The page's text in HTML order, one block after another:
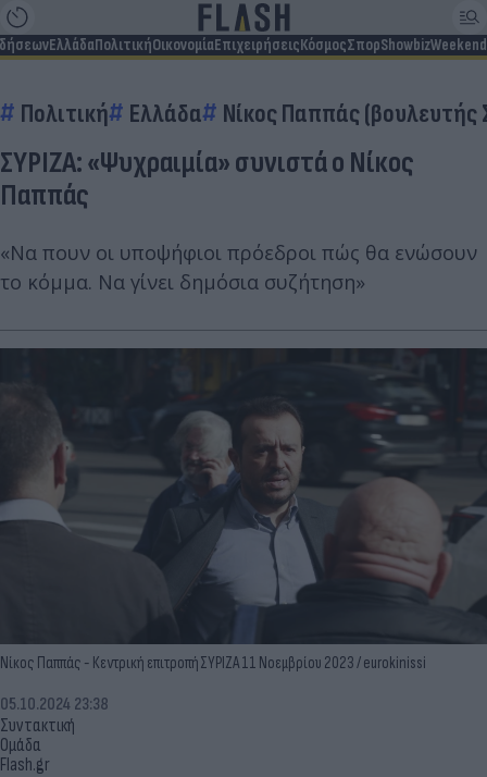
ΕλλάδαΠολιτικήΟικονομίαΕπιχειρήσειςΚόσμοςΣπορShowbizWeekend
Πολιτική Ελλάδα Νίκος Παππάς (βουλευτής
ΣΥΡΙΖΑ: «Ψυχραιμία» συνιστά ο Νίκος
Παππάς
«Να πουν οι υποψήφιοι πρόεδροι πώς θα ενώσουν
το κόμμα. Να γίνει δημόσια συζήτηση»
Νίκος Παππάς - Κεντρική επιτροπή ΣΥΡΙΖΑ 11 Νοεμβρίου 2023 / eurokinissi
Συντακτική
Ομάδα
Flash.gr
05.10.2024 23:38